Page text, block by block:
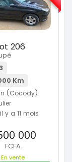
206
Km
(Cocody)
y a 11 mois
000
FCFA
En vente